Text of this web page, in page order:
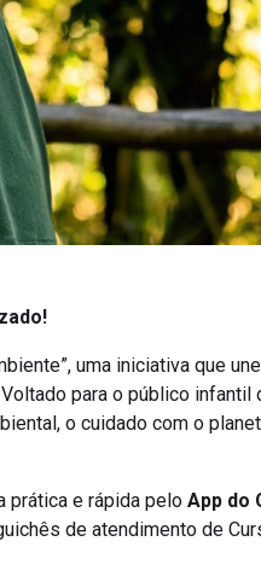
uma iniciativa que
para o público infantil
o cuidado com o
prática e rápida pelo App do
de atendimento de